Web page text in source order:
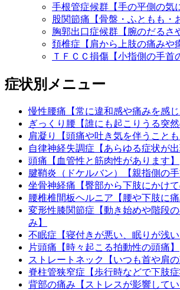
手根管症候群【手の平側の気
股関節痛【骨盤・ふともも・
胸郭出口症候群【腕のだるさ
頚椎症【肩から上肢の痛みや
ＴＦＣＣ損傷【小指側の手首
症状別メニュー
慢性腰痛【常に違和感や痛みを感じ
ぎっくり腰【誰にも起こりうる突然
肩凝り【頭痛や吐き気を伴うことも
自律神経失調症【あらゆる症状が出
頭痛【血管性と筋肉性があります】
腱鞘炎（ドケルバン）【親指側の手
坐骨神経痛【臀部から下肢にかけて
腰椎椎間板ヘルニア【腰や下肢に痛
変形性膝関節症【動き始めや階段
み】
不眠症【寝付きが悪い、眠りが浅い
片頭痛【時々起こる拍動性の頭痛】
ストレートネック【いつも首や肩の
脊柱管狭窄症【歩行時などで下肢症
背部の痛み【ストレスが影響して